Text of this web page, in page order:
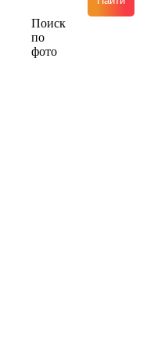
Поиск
по
фото